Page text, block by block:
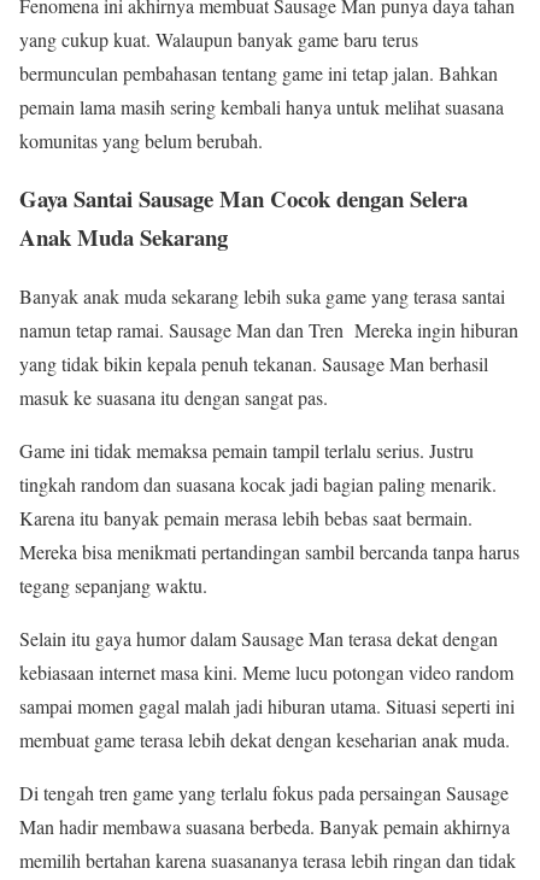
yang cukup kuat. Walaupun banyak game baru terus
bermunculan pembahasan tentang game ini tetap jalan. Bahkan
pemain lama masih sering kembali hanya untuk melihat suasana
komunitas yang belum berubah.
Gaya Santai Sausage Man Cocok dengan Selera
Anak Muda Sekarang
Banyak anak muda sekarang lebih suka game yang terasa santai
namun tetap ramai. Sausage Man dan Tren Mereka ingin hiburan
yang tidak bikin kepala penuh tekanan. Sausage Man berhasil
masuk ke suasana itu dengan sangat pas.
Game ini tidak memaksa pemain tampil terlalu serius. Justru
tingkah random dan suasana kocak jadi bagian paling menarik.
Karena itu banyak pemain merasa lebih bebas saat bermain.
Mereka bisa menikmati pertandingan sambil bercanda tanpa harus
tegang sepanjang waktu.
Selain itu gaya humor dalam Sausage Man terasa dekat dengan
kebiasaan internet masa kini. Meme lucu potongan video random
sampai momen gagal malah jadi hiburan utama. Situasi seperti ini
membuat game terasa lebih dekat dengan keseharian anak muda.
Di tengah tren game yang terlalu fokus pada persaingan Sausage
Man hadir membawa suasana berbeda. Banyak pemain akhirnya
memilih bertahan karena suasananya terasa lebih ringan dan tidak